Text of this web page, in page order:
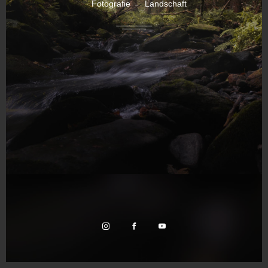
Fotografie Landschaft